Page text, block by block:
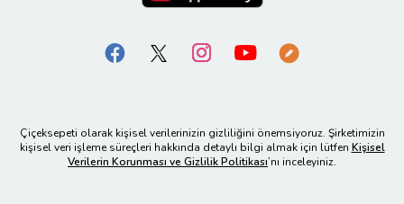
Çiçeksepeti olarak kişisel verilerinizin gizliliğini önemsiyoruz. Şirketimizin
kişisel veri işleme süreçleri hakkında detaylı bilgi almak için lütfen Kişisel
Verilerin Korunması ve Gizlilik Politikası’nı inceleyiniz.